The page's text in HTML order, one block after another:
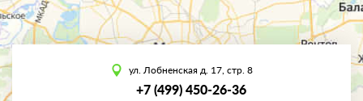
ул. Лобненская д. 17, стр. 8
+7 (499) 450-26-36